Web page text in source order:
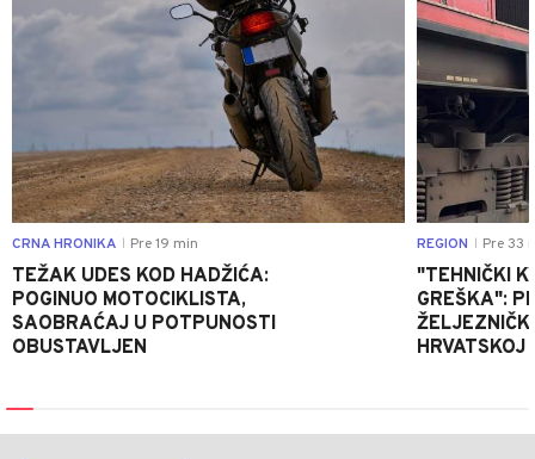
CRNA HRONIKA Pre 19 min
TEŽAK UDES KOD HADŽIĆA:
POGINUO MOTOCIKLISTA,
SAOBRAĆAJ U POTPUNOSTI
OBUSTAVLJEN
REGION Pre 33
"TEHNIČKI
GREŠKA":
HRVATSKOJ